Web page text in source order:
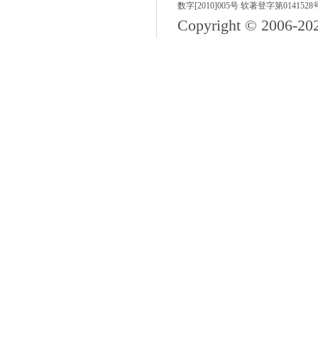
数字[2010]005号 软著登字第0141528
Copyright © 2006-